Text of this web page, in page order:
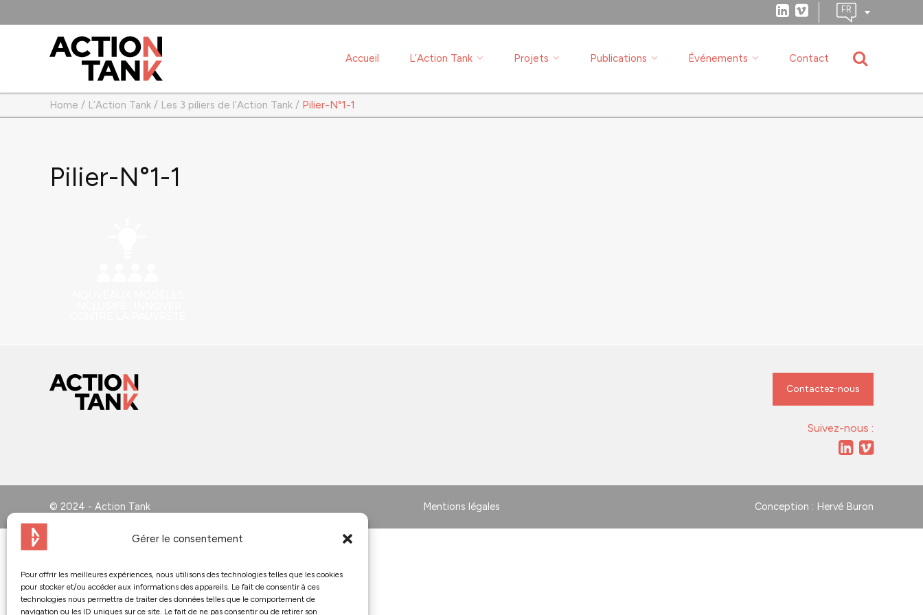
Gérer le consentement
Pour offrir les meilleures expériences, nous utilisons des technologies telles que les cookies
pour stocker et/ou accéder aux informations des appareils. Le fait de consentir à ces
technologies nous permettra de traiter des données telles que le comportement de
navigation ou les ID uniques sur ce site. Le fait de ne pas consentir ou de retirer son
Accueil L’Action Tank Projets Publications Événements Contact
Home / L’Action Tank / Les 3 piliers de l’Action Tank / Pilier-N°1-1
Pilier-N°1-1
Contactez-nous
Suivez-nous :
© 2024 - Action Tank Mentions légales Conception : Hervé Buron